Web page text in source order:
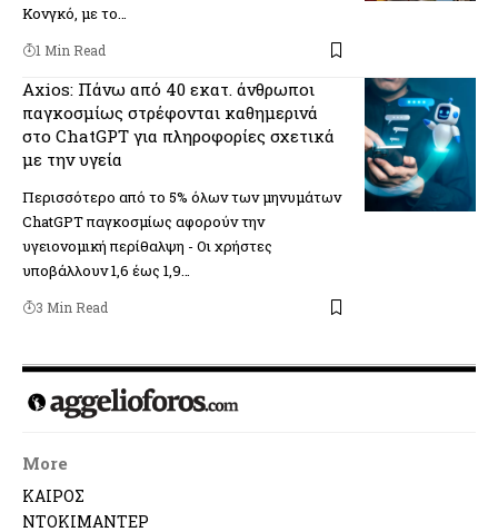
Κονγκό, με το…
1 Min Read
Axios: Πάνω από 40 εκατ. άνθρωποι
παγκοσμίως στρέφονται καθημερινά
στο ChatGPT για πληροφορίες σχετικά
με την υγεία
Περισσότερο από το 5% όλων των μηνυμάτων
ChatGPT παγκοσμίως αφορούν την
υγειονομική περίθαλψη - Οι χρήστες
υποβάλλουν 1,6 έως 1,9…
3 Min Read
More
ΚΑΙΡΟΣ
ΝΤΟΚΙΜΑΝΤΕΡ